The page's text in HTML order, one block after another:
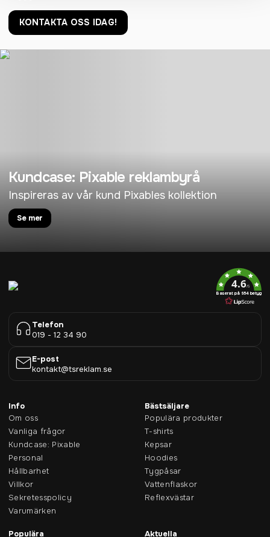
KONTAKTA OSS IDAG!
Kundcase: Pixable reklambyrå
Inspireras av vår kund Pixables kollektion
Se mer
4.6/5
Baserat på 954 betyg
Telefon
019 - 12 34 90
E-post
kontakt@tsreklam.se
Info
Om oss
Vanliga frågor
Kundcase: Pixable
Personal
Hållbarhet
Villkor
Sekretesspolicy
Varumärken
Bästsäljare
Populära produkter
T-shirts
Kepsar
Hoodies
Tygpåsar
Vattenflaskor
Reflexvästar
Populära Aktuella